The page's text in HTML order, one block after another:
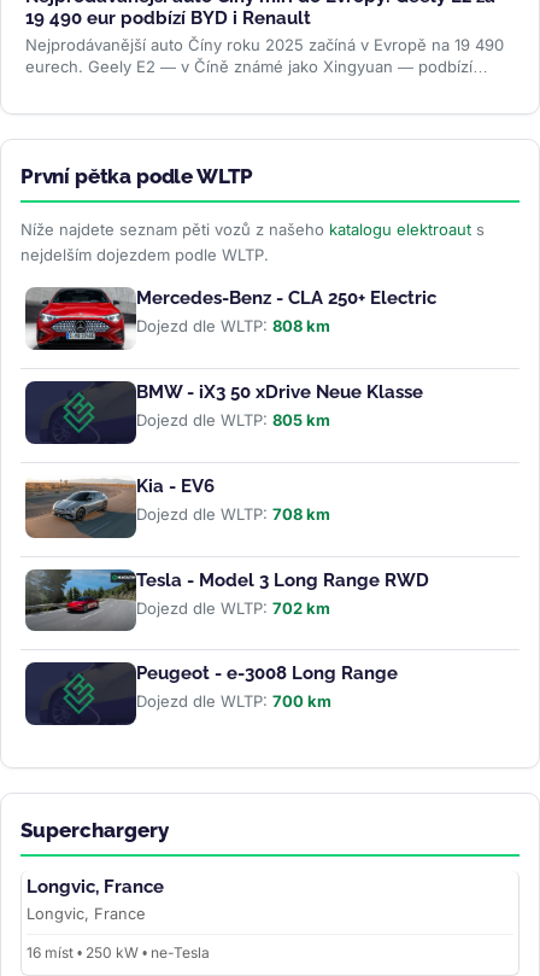
19 490 eur podbízí BYD i Renault
Nejprodávanější auto Číny roku 2025 začíná v Evropě na 19 490
eurech. Geely E2 — v Číně známé jako Xingyuan — podbízí
První pětka podle WLTP
Níže najdete seznam pěti vozů z našeho katalogu elektroaut s
nejdelším dojezdem podle WLTP.
Mercedes-Benz - CLA 250+ Electric
Dojezd dle WLTP: 808 km
BMW - iX3 50 xDrive Neue Klasse
Dojezd dle WLTP: 805 km
Kia - EV6
Dojezd dle WLTP: 708 km
Tesla - Model 3 Long Range RWD
Dojezd dle WLTP: 702 km
Peugeot - e-3008 Long Range
Dojezd dle WLTP: 700 km
Superchargery
Longvic, France
Longvic, France
16 míst • 250 kW • ne-Tesla